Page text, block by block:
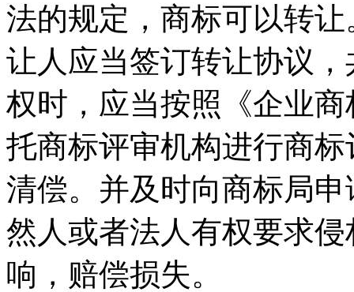
法的规定，商标可以转
让人应当签订转让协议
权时，应当按照《企业
托商标评审机构进行商
清偿。并及时向商标局
然人或者法人有权要求
响，赔偿损失。